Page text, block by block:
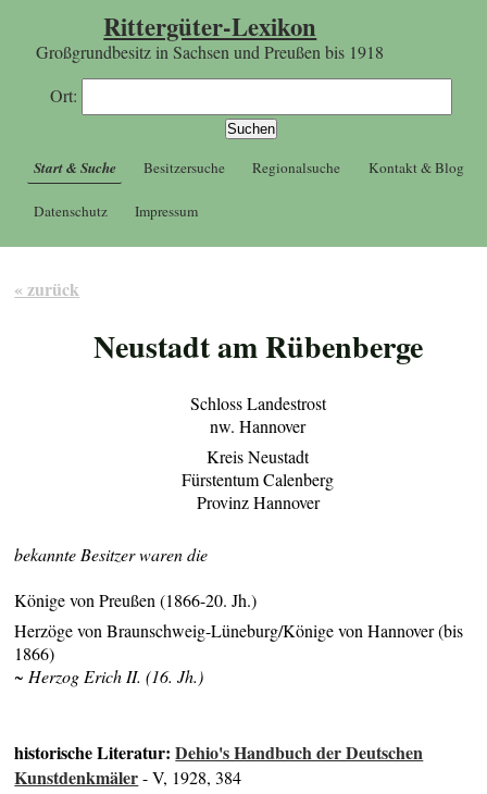
Rittergüter-Lexikon
Großgrundbesitz in Sachsen und Preußen bis 1918
Ort:
Start & Suche Besitzersuche Regionalsuche Kontakt & Blog
Datenschutz Impressum
« zurück
Neustadt am Rübenberge
Schloss Landestrost
nw. Hannover
Kreis Neustadt
Fürstentum Calenberg
Provinz Hannover
bekannte Besitzer waren die
Könige von Preußen (1866-20. Jh.)
Herzöge von Braunschweig-Lüneburg/Könige von Hannover (bis
1866)
~ Herzog Erich II. (16. Jh.)
historische Literatur:Dehio's Handbuch der Deutschen
Kunstdenkmäler- V, 1928, 384